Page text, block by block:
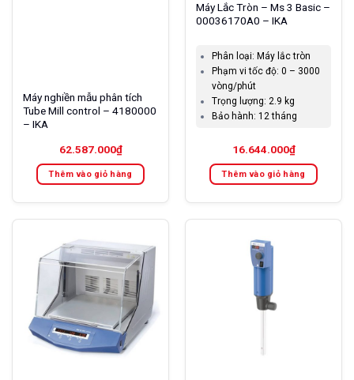
Máy nghiền mẫu phân tích
Tube Mill control – 4180000
– IKA
62.587.000₫
Thêm vào giỏ hàng
Máy Lắc Tròn – Ms 3 Basic –
00036170A0 – IKA
Phân loại: Máy lắc tròn
Phạm vi tốc độ: 0 – 3000
vòng/phút
Trọng lượng: 2.9 kg
Bảo hành: 12 tháng
16.644.000₫
Thêm vào giỏ hàng